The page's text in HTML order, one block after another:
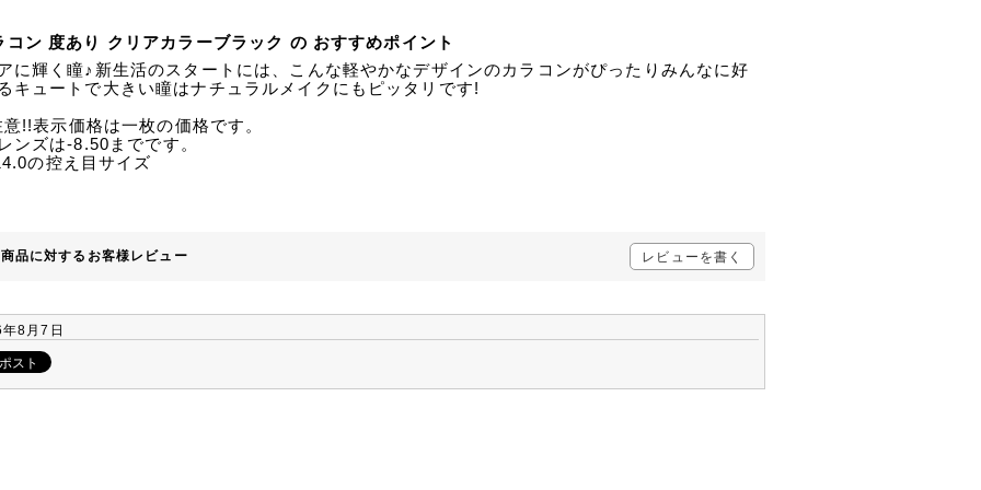
コン 度あり クリアカラーブラック の おすすめポイント
に輝く瞳♪新生活のスタートには、こんな軽やかなデザインのカラコンがぴったりみんなに好
キュートで大きい瞳はナチュラルメイクにもピッタリです!
!!表示価格は一枚の価格です。
ンズは-8.50までです。
の控え目サイズ
品に対するお客様レビュー レビューを書く
8月7日